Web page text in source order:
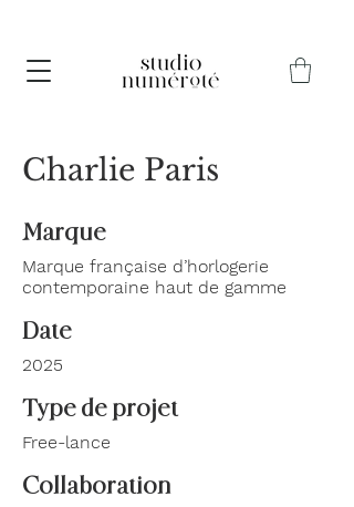
Charlie Paris
Marque
Marque française d’horlogerie
contemporaine haut de gamme
Date
2025
Type de projet
Free-lance
Collaboration